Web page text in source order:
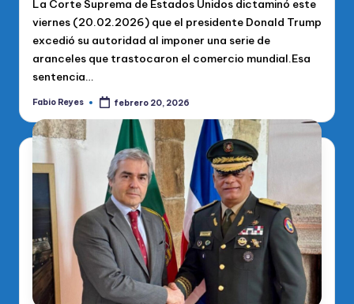
La Corte Suprema de Estados Unidos dictaminó este
viernes (20.02.2026) que el presidente Donald Trump
excedió su autoridad al imponer una serie de
aranceles que trastocaron el comercio mundial.Esa
sentencia…
Publicado
Fabio Reyes febrero 20, 2026